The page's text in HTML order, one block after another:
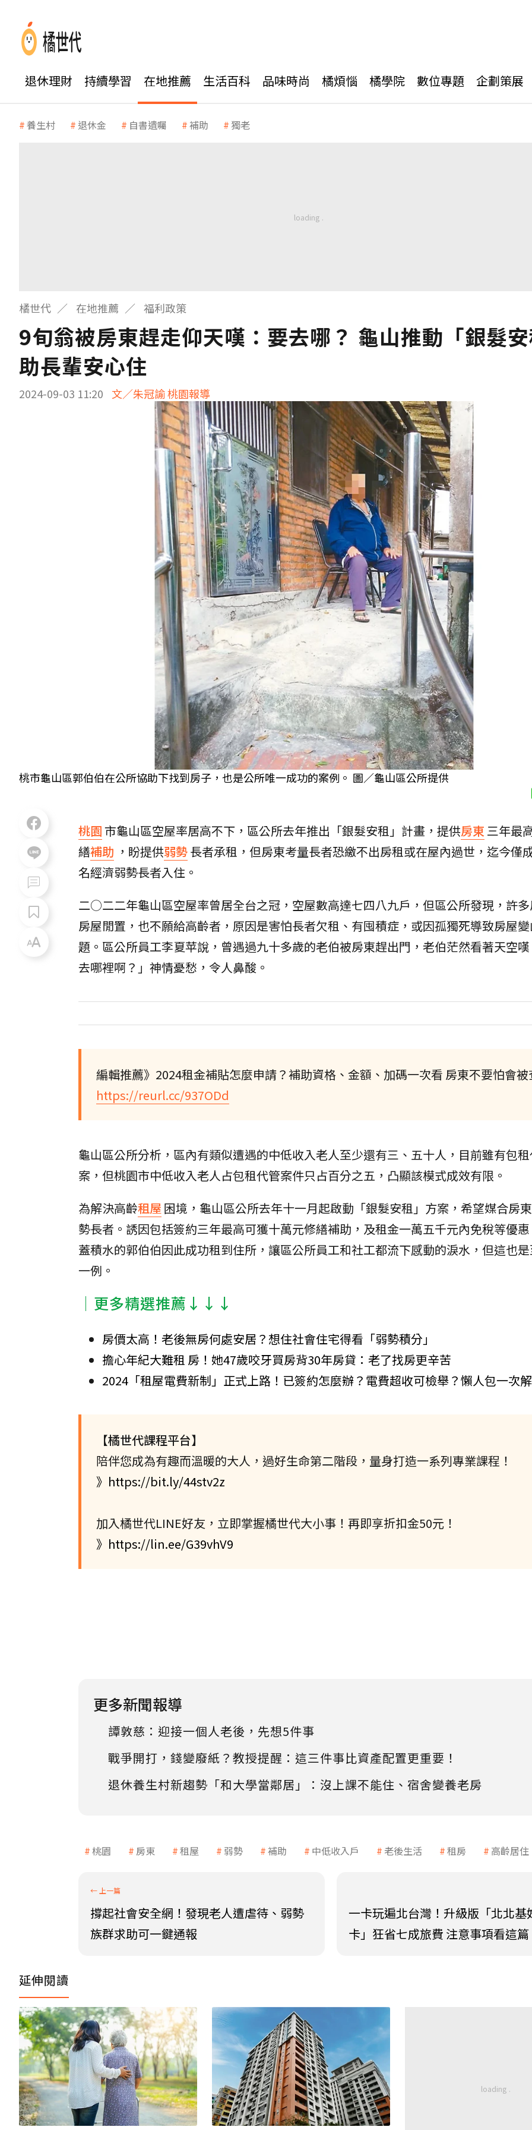
退休理財 持續學習 在地推薦 生活百科 品味時尚 橘煩惱 橘學院 數位專題 企劃策展
養生村 退休金 自書遺囑 補助 獨老
橘世代 在地推薦 福利政策
9旬翁被房東趕走仰天嘆：要去哪？ 龜山推動「銀髮
助長輩安心住
2024-09-03 11:20 文／朱冠諭 桃園報導
桃市龜山區郭伯伯在公所協助下找到房子，也是公所唯一成功的案例。 圖／龜山區公所提供
桃園市龜山區空屋率居高不下，區公所去年推出「銀髮安租」計畫，提供房東 三年最
繕補助 ，盼提供弱勢長者承租，但房東考量長者恐繳不出房租或在屋內過世，迄今僅
名經濟弱勢長者入住。
二○二二年龜山區空屋率曾居全台之冠，空屋數高達七四八九戶，但區公所發現，許
房屋閒置，也不願給高齡者，原因是害怕長者欠租、有囤積症，或因孤獨死導致房屋
題。區公所員工李夏苹說，曾遇過九十多歲的老伯被房東趕出門，老伯茫然看著天空
去哪裡啊？」神情憂愁，令人鼻酸。
編輯推薦》2024租金補貼怎麼申請？補助資格、金額、加碼一次看 房東不要怕會被
https://reurl.cc/937ODd
龜山區公所分析，區內有類似遭遇的中低收入老人至少還有三、五十人，目前雖有包
案，但桃園市中低收入老人占包租代管案件只占百分之五，凸顯該模式成效有限。
為解決高齡租屋 困境，龜山區公所去年十一月起啟動「銀髮安租」方案，希望媒合房
勢長者。誘因包括簽約三年最高可獲十萬元修繕補助，及租金一萬五千元內免稅等優
蓋積水的郭伯伯因此成功租到住所，讓區公所員工和社工都流下感動的淚水，但這也
一例。
│更多精選推薦↓↓↓
房價太高！老後無房何處安居？想住社會住宅得看「弱勢積分」
擔心年紀大難租 房！她47歲咬牙買房背30年房貸：老了找房更辛苦
2024「租屋電費新制」正式上路！已簽約怎麼辦？電費超收可檢舉？懶人包一次
【橘世代課程平台】
陪伴您成為有趣而溫暖的大人，過好生命第二階段，量身打造一系列專業課程！
》https://bit.ly/44stv2z
加入橘世代LINE好友，立即掌握橘世代大小事！再即享折扣金50元！
》https://lin.ee/G39vhV9
更多新聞報導
譚敦慈：迎接一個人老後，先想5件事
戰爭開打，錢變廢紙？教授提醒：這三件事比資產配置更重要！
退休養生村新趨勢「和大學當鄰居」：沒上課不能住、宿舍變養老房
桃園 房東 租屋 弱勢 補助 中低收入戶 老後生活 租房 高齡居住
撐起社會安全網！發現老人遭虐待、弱勢
族群求助可一鍵通報
一卡玩遍北台灣！升級版「北北基
卡」狂省七成旅費 注意事項看這篇
延伸閱讀